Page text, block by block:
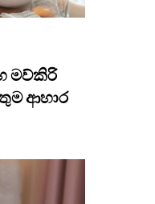
මව්කිරි
ආහාර